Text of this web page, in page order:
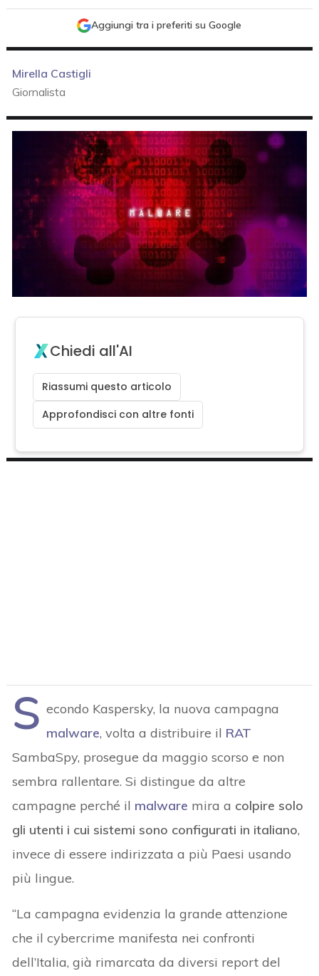
Aggiungi tra i preferiti su Google
Mirella Castigli
Giornalista
Chiedi all'AI
Riassumi questo articolo
Approfondisci con altre fonti
S econdo Kaspersky, la nuova campagna
malware, volta a distribuire il RAT
SambaSpy, prosegue da maggio scorso e non
sembra rallentare. Si distingue da altre
campagne perché il malware mira a colpire solo
gli utenti i cui sistemi sono configurati in italiano,
invece di essere indirizzata a più Paesi usando
più lingue.
“La campagna evidenzia la grande attenzione
che il cybercrime manifesta nei confronti
dell’Italia, già rimarcata da diversi report del